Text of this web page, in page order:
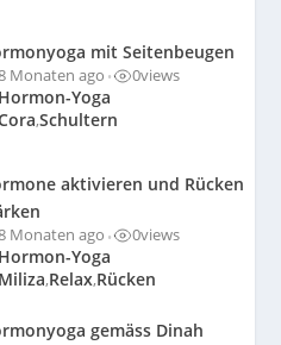
mit Seitenbeugen
Monaten ago • 0views
Hormon-Yoga
,Schultern
aktivieren und Rücken
Monaten ago • 0views
Hormon-Yoga
Miliza,Relax,Rücken
gemäss Dinah